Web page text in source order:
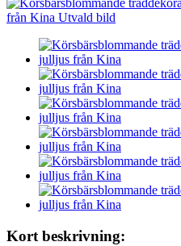
Kort beskrivning: